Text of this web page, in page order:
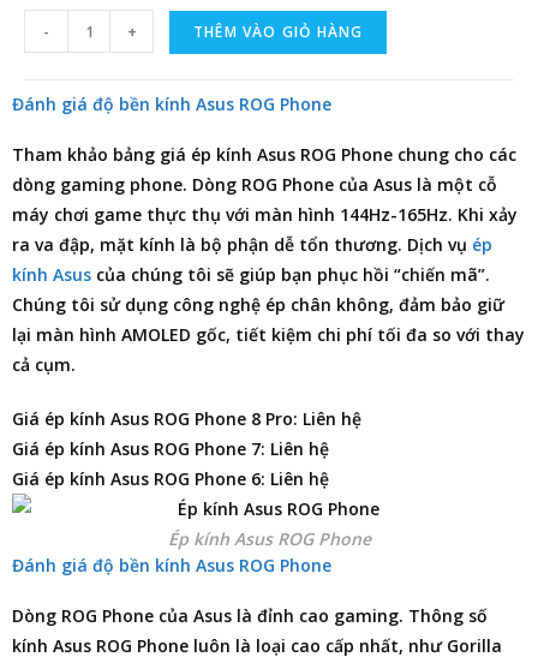
- + THÊM VÀO GIỎ HÀNG
Đánh giá độ bền kính Asus ROG Phone
Tham khảo bảng giá ép kính Asus ROG Phone chung cho các
dòng gaming phone. Dòng ROG Phone của Asus là một cỗ
máy chơi game thực thụ với màn hình 144Hz-165Hz. Khi xảy
ra va đập, mặt kính là bộ phận dễ tổn thương. Dịch vụ ép
kính Asus của chúng tôi sẽ giúp bạn phục hồi “chiến mã”.
Chúng tôi sử dụng công nghệ ép chân không, đảm bảo giữ
lại màn hình AMOLED gốc, tiết kiệm chi phí tối đa so với thay
cả cụm.
Giá ép kính Asus ROG Phone 8 Pro: Liên hệ
Giá ép kính Asus ROG Phone 7: Liên hệ
Giá ép kính Asus ROG Phone 6: Liên hệ
Ép kính Asus ROG Phone
Đánh giá độ bền kính Asus ROG Phone
Dòng ROG Phone của Asus là đỉnh cao gaming. Thông số
kính Asus ROG Phone luôn là loại cao cấp nhất, như Gorilla